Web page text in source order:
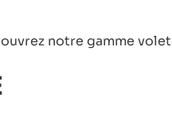
notre gamme